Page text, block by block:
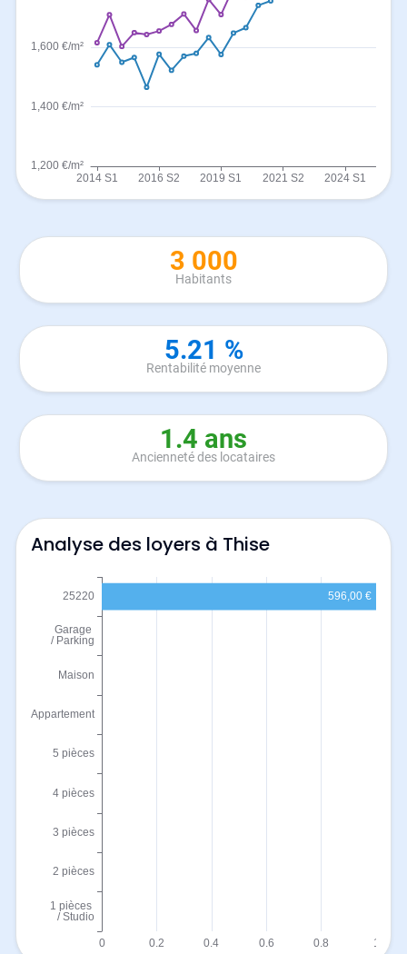
3 000
Habitants
5.21 %
Rentabilité moyenne
1.4 ans
Ancienneté des locataires
Analyse des loyers à Thise